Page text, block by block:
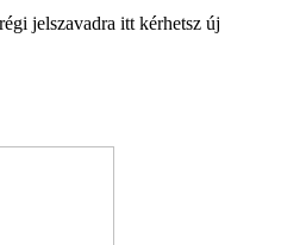
jelszavadra itt kérhetsz új